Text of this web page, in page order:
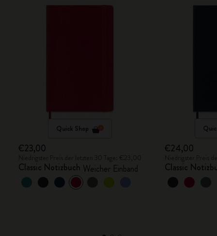
Quick Shop
€23,00
Classic Notizbuch Weicher Einband
€24,00
Classic